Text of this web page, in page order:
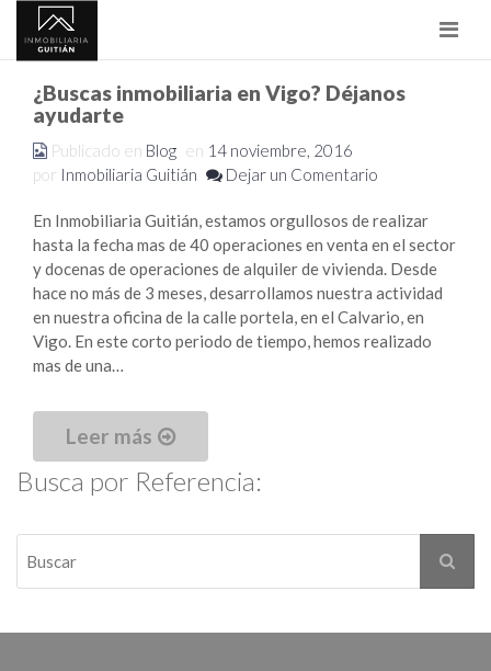
¿Buscas inmobiliaria en Vigo? Déjanos
ayudarte
Publicado en Blog en 14 noviembre, 2016
por Inmobiliaria Guitián Dejar un Comentario
En Inmobiliaria Guitián, estamos orgullosos de realizar
hasta la fecha mas de 40 operaciones en venta en el sector
y docenas de operaciones de alquiler de vivienda. Desde
hace no más de 3 meses, desarrollamos nuestra actividad
en nuestra oficina de la calle portela, en el Calvario, en
Vigo. En este corto periodo de tiempo, hemos realizado
mas de una…
Leer más
Busca por Referencia: